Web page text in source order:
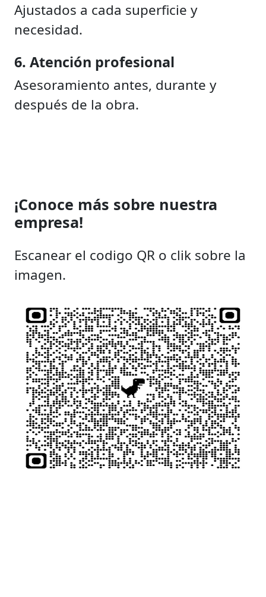
Ajustados a cada superficie y
necesidad.
6. Atención profesional
Asesoramiento antes, durante y
después de la obra.
¡Conoce más sobre nuestra
empresa!
Escanear el codigo QR o clik sobre la
imagen.